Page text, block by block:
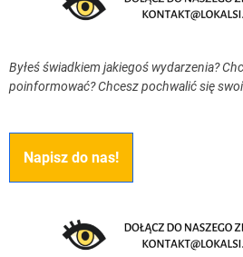
Byłeś świadkiem jakiegoś wydarzenia?
poinformować? Chcesz pochwalić się
Napisz do nas!